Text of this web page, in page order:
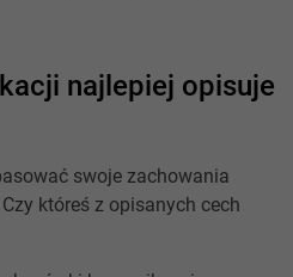
najlepiej opisuje
swoje zachowania
któreś z opisanych cech